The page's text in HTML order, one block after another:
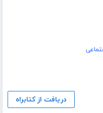
دریافت از کتابراه